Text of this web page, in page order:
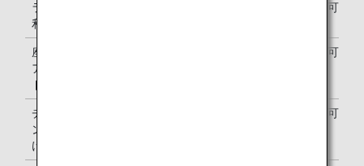
ラウンジのご
利用
ご利用可能
座席クラスの
アップグレー
ド
ご利用可能
チェックイ
ン・手荷物受
け取りの優先
ご利用可能